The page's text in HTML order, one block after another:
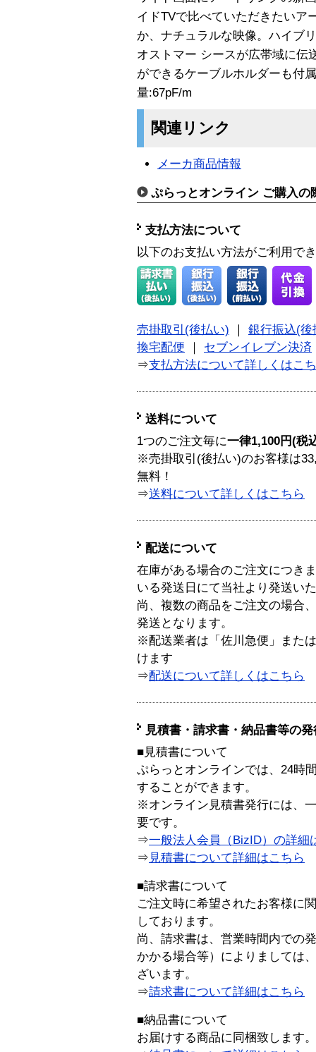
イドTVで比べていただきたいア
か、ナチュラルな映像。ハイブ
オストマー シースが広帯域に伝
ができるケーブルホルダーも付
量:67pF/m
関連リンク
メーカ商品情報
ぷらっとオンライン ご購入の
支払方法について
以下のお支払い方法がご利用で
売掛取引(後払い)
銀行振込(後
換宅配便
セブンイレブン決済
⇒支払方法について詳しくはこ
送料について
1つのご注文毎に一律1,100円(税
※売掛取引(後払い)のお客様は
無料！
⇒送料について詳しくはこちら
配送について
在庫がある場合のご注文につき
いる発送日にて当社より発送い
尚、複数の商品をご注文の場合
発送となります。
※配送業者は「佐川急便」また
けます
⇒配送について詳しくはこちら
見積書・請求書・納品書等の
■見積書について
ぷらっとオンラインでは、24時
することができます。
※オンライン見積書発行には、
要です。
⇒一般法人会員（BizID）の詳細
⇒ 見積書について詳細はこちら
■請求書について
ご注文時に希望されたお客様に
しております。
尚、請求書は、営業時間内での
かかる場合等）によりましては
ざいます。
⇒請求書について詳細はこちら
■納品書について
お届けする商品に同梱致します。